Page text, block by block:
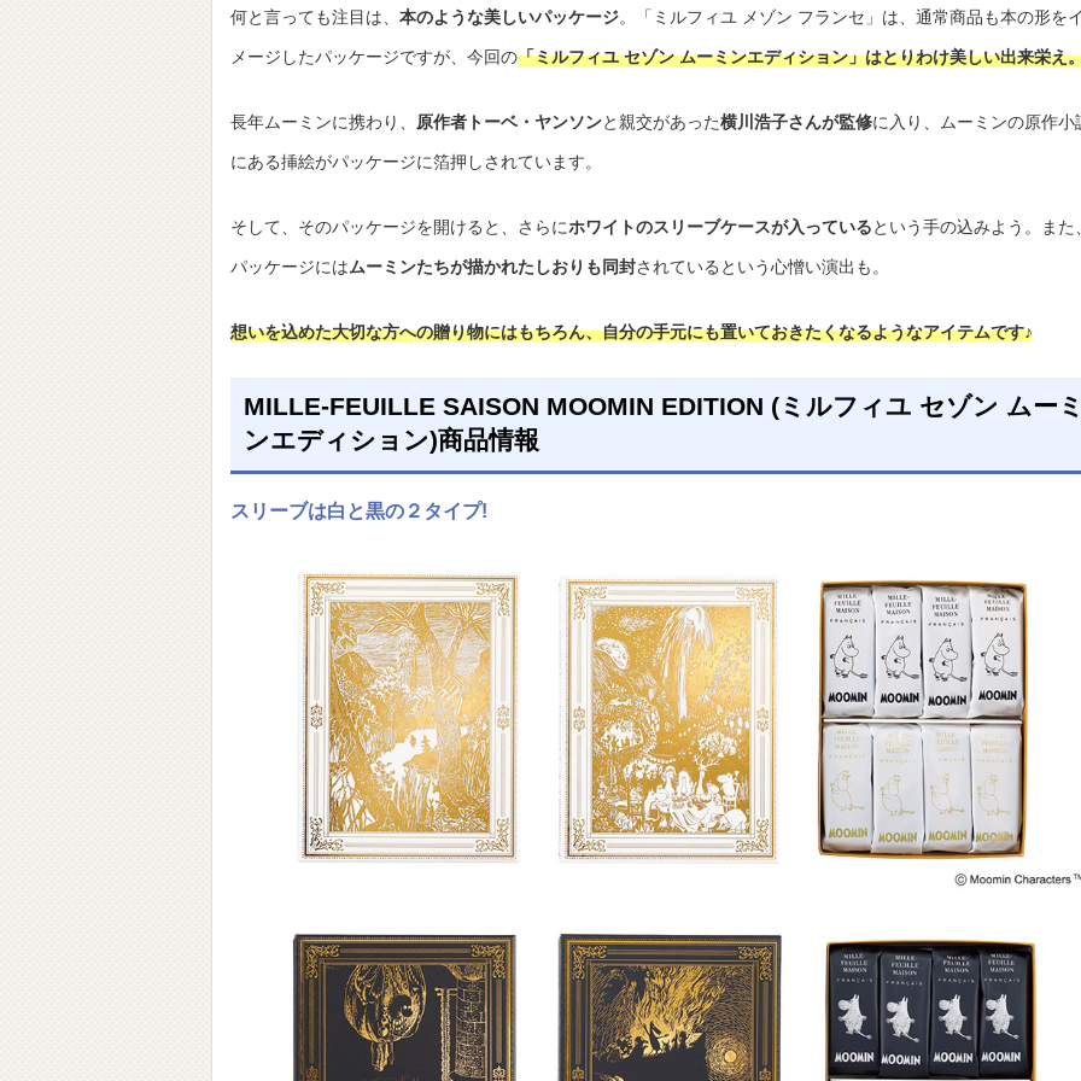
何と言っても注目は、 本のような美しいパッケージ。「ミルフィユ メゾン フランセ」は、通常商品も本の形をイ
メージしたパッケージですが、今回の「ミルフィユ セゾン ムーミンエディション」はとりわけ美しい出来栄え
長年ムーミンに携わり、 原作者トーベ・ヤンソンと親交があった横川浩子さんが監修に入り、ムーミンの原作小
にある挿絵がパッケージに箔押しされています。
そして、そのパッケージを開けると、さらにホワイトのスリーブケースが入っているという手の込みよう。また、
パッケージにはムーミンたちが描かれたしおりも同封されているという心憎い演出も。
想いを込めた大切な方への贈り物にはもちろん、自分の手元にも置いておきたくなるようなアイテムです♪
MILLE-FEUILLE SAISON MOOMIN EDITION (ミルフィユ セゾン ムーミ
ンエディション)商品情報
スリーブは白と黒の２タイプ!